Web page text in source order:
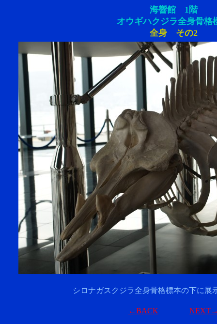
海響館 1階
オウギハクジラ全身骨格
全身 その2
シロナガスクジラ全身骨格標本の下に展
←BACK